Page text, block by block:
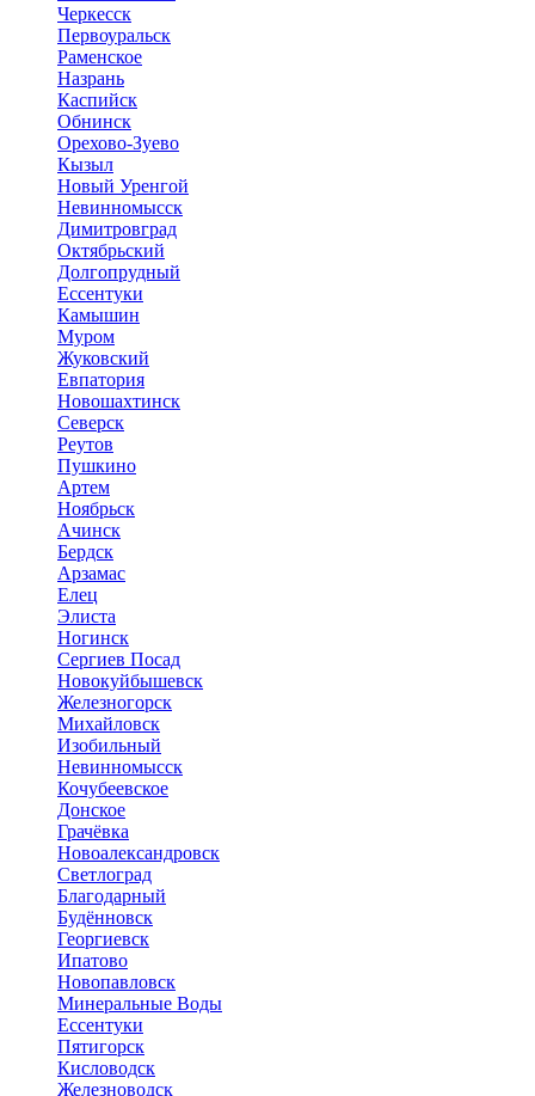
Черкесск
Первоуральск
Раменское
Назрань
Каспийск
Обнинск
Орехово-Зуево
Кызыл
Новый Уренгой
Невинномысск
Димитровград
Октябрьский
Долгопрудный
Ессентуки
Камышин
Муром
Жуковский
Евпатория
Новошахтинск
Северск
Реутов
Пушкино
Артем
Ноябрьск
Ачинск
Бердск
Арзамас
Елец
Элиста
Ногинск
Сергиев Посад
Новокуйбышевск
Железногорск
Михайловск
Изобильный
Невинномысск
Кочубеевское
Донское
Грачёвка
Новоалександровск
Светлоград
Благодарный
Будённовск
Георгиевск
Ипатово
Новопавловск
Минеральные Воды
Ессентуки
Пятигорск
Кисловодск
Железноводск